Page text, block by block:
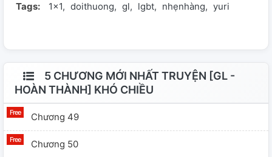
Tags: 1x1 doithuong gl lgbt nhẹnhàng yuri
5 CHƯƠNG MỚI NHẤT TRUYỆN [GL -
HOÀN THÀNH] KHÓ CHIỀU
Chương 49
Chương 50